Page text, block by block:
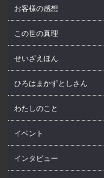
お客様の感想
この世の真理
せいざえほん
ひろはまかずとしさん
わたしのこと
イベント
インタビュー